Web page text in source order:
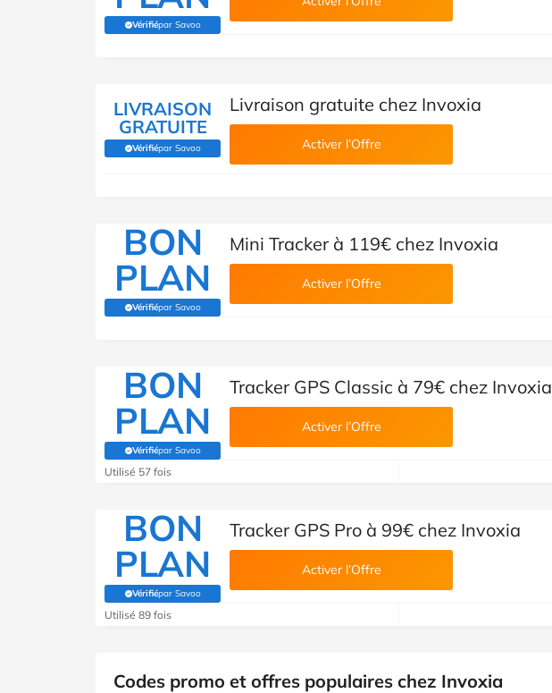
Vérifiépar Savoo
(Vérifié par Savoo)
LIVRAISON
GRATUITE
Vérifiépar Savoo
(Vérifié par Savoo)
Livraison gratuite chez Invoxia
Activer l’Offre
BON
PLAN
Vérifiépar Savoo
(Vérifié par Savoo)
Mini Tracker à 119€ chez Invoxia
Activer l’Offre
BON
PLAN
Vérifiépar Savoo
(Vérifié par Savoo)
Tracker GPS Classic à 79€ chez Invoxia
Activer l’Offre
Utilisé 57 fois
BON
PLAN
Vérifiépar Savoo
(Vérifié par Savoo)
Tracker GPS Pro à 99€ chez Invoxia
Activer l’Offre
Utilisé 89 fois
Codes promo et offres populaires chez Invoxia